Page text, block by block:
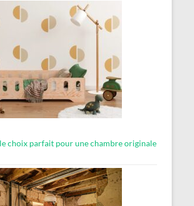
choix parfait pour une chambre originale